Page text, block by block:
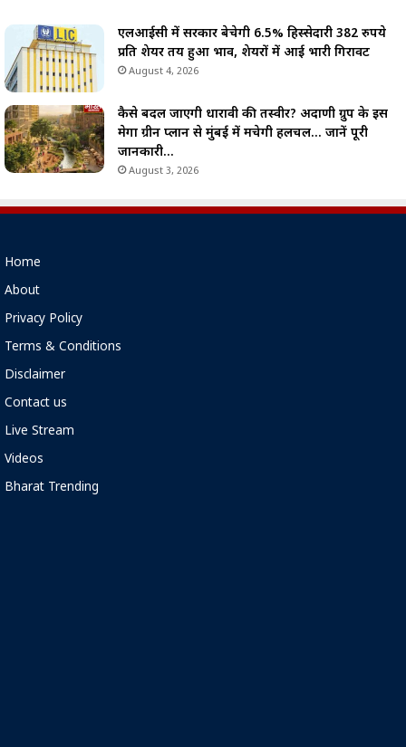
एलआईसी में सरकार बेचेगी 6.5% हिस्सेदारी 382 रुपये
प्रति शेयर तय हुआ भाव, शेयरों में आई भारी गिरावट
August 4, 2026
कैसे बदल जाएगी धारावी की तस्वीर? अदाणी ग्रुप के इस
मेगा ग्रीन प्लान से मुंबई में मचेगी हलचल… जानें पूरी
जानकारी…
August 3, 2026
Home
About
Privacy Policy
Terms & Conditions
Disclaimer
Contact us
Live Stream
Videos
Bharat Trending